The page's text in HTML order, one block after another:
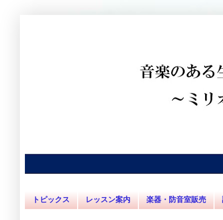
トピックス レッスン案内 楽器・防音室販売